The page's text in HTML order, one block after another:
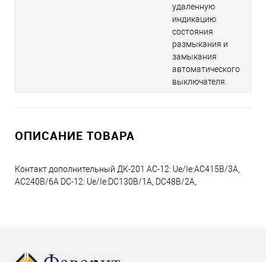
удаленную
индикацию
состояния
размыкания и
замыкания
автоматического
выключателя.
ОПИСАНИЕ ТОВАРА
Контакт дополнительный ДК-201 AC-12: Ue/Ie:AC415В/3A,
AC240В/6A DC-12: Ue/Ie:DC130В/1A, DC48В/2A,